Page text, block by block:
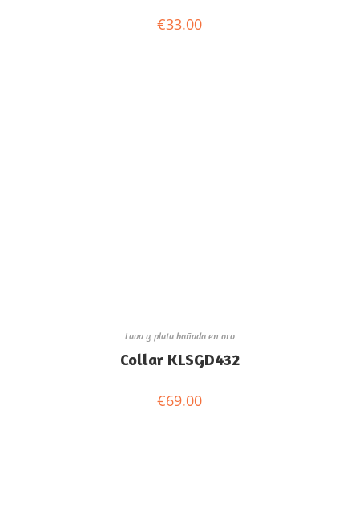
€33.00
Lava y plata bañada en oro
Collar KLSGD432
€69.00